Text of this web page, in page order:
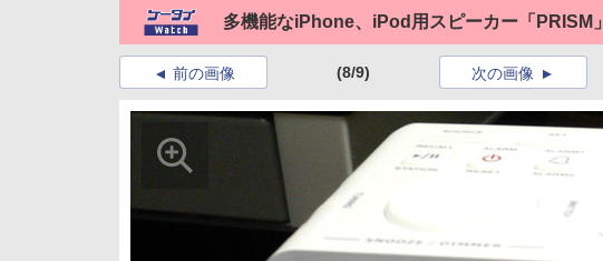
多機能なiPhone、iPod用スピーカー「PRISM」
前の画像 (8/9) 次の画像